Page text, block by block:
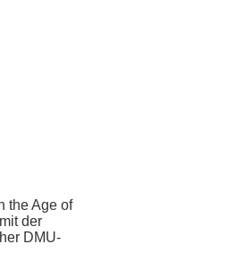
the Age of
der
DMU-